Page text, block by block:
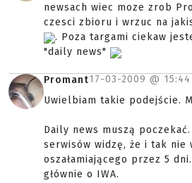
newsach wiec moze zrob
czesci zbioru i wrzuc na
. Poza targami ciekaw
"daily news"
Promant17-03-2009 @ 15:44
Uwielbiam takie podejście.
Daily news muszą
serwisów widzę, że i tak nie
oszałamiającego przez 5
głównie o IWA.